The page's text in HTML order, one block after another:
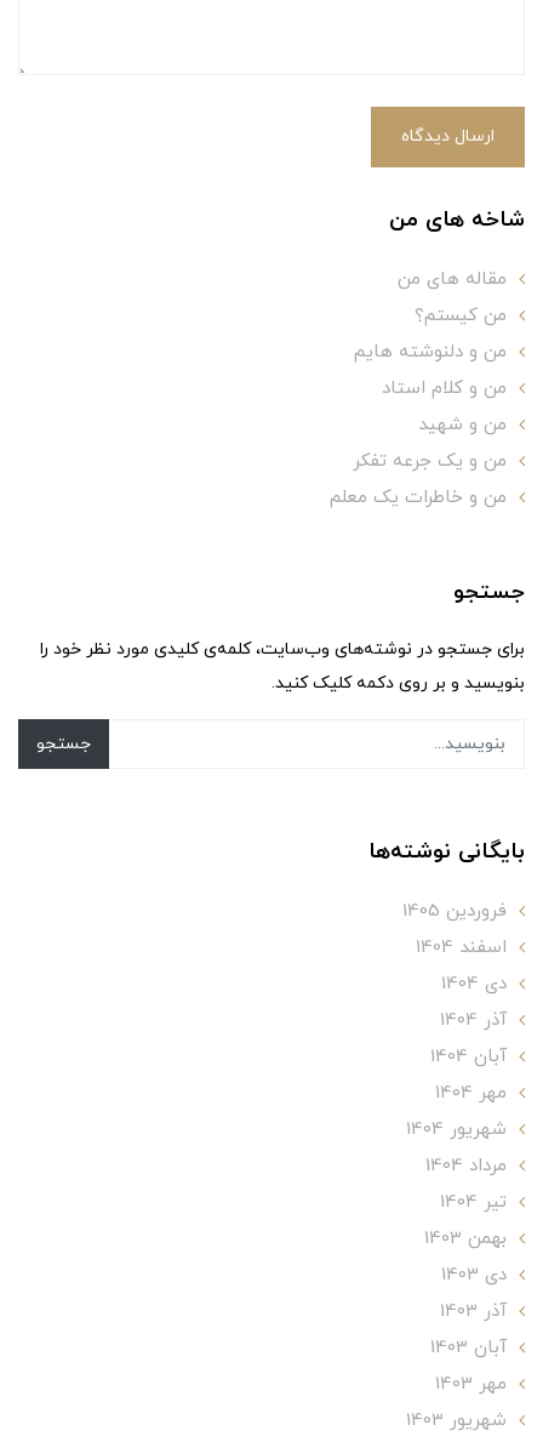
ارسال دیدگاه
شاخه های من
مقاله های من
من کیستم؟
من و دلنوشته هایم
من و کلام استاد
من و شهید
من و یک جرعه تفکر
من و خاطرات یک معلم
جستجو
برای جستجو در نوشته‌های وب‌سایت، کلمه‌ی کلیدی مورد نظر خود را
بنویسید و بر روی دکمه کلیک کنید.
جستجو
بایگانی نوشته‌ها
فروردین 1405
اسفند 1404
دی 1404
آذر 1404
آبان 1404
مهر 1404
شهریور 1404
مرداد 1404
تير 1404
بهمن 1403
دی 1403
آذر 1403
آبان 1403
مهر 1403
شهریور 1403